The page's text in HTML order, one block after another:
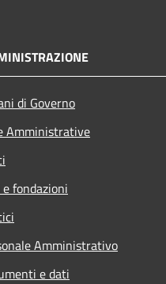
di Governo
Amministrative
fondazioni
Amministrativo
e dati